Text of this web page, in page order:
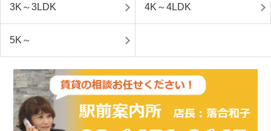
3K～3LDK 4K～4LDK
5K～